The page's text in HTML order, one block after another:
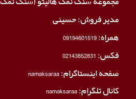
مدیر فروش: حسینی
همراه:09194601519
فکس:02143852831
صفحه اینستاگرام:namaksaraa
کانال تلگرام:namaksaraa